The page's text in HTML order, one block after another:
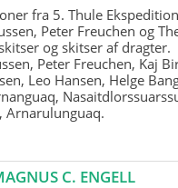
fra 5. Thule
Peter Freuchen og
og skitser af dragter.
Peter Freuchen, Kaj
Leo Hansen, Helge
Arnarulunguaq.
C. ENGELL